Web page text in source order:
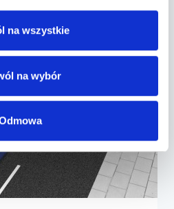
na wszystkie
na wybór